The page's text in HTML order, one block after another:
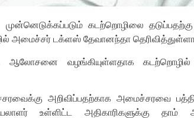
கடற்றொழிலை
அமைச்சர் டக்ளஸ் தேவானந்தா
ஆலோசனை வழங்கியுள்ளதாக
அறிவிப்பதற்காக அமைச்சரவை
உள்ளிட்ட அதிகாரிகளுக்கு